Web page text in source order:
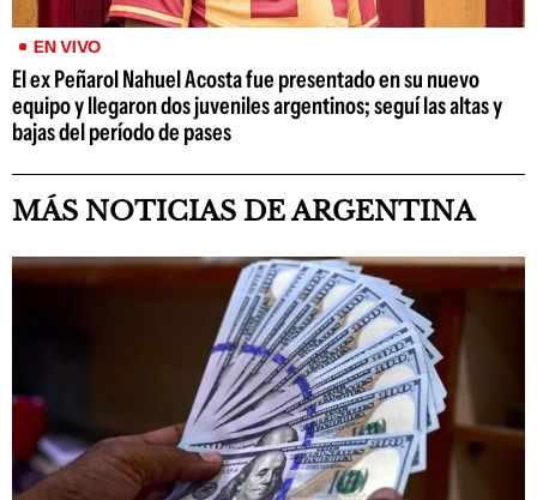
EN VIVO
El ex Peñarol Nahuel Acosta fue presentado en su nuevo
equipo y llegaron dos juveniles argentinos; seguí las altas y
bajas del período de pases
MÁS NOTICIAS DE ARGENTINA